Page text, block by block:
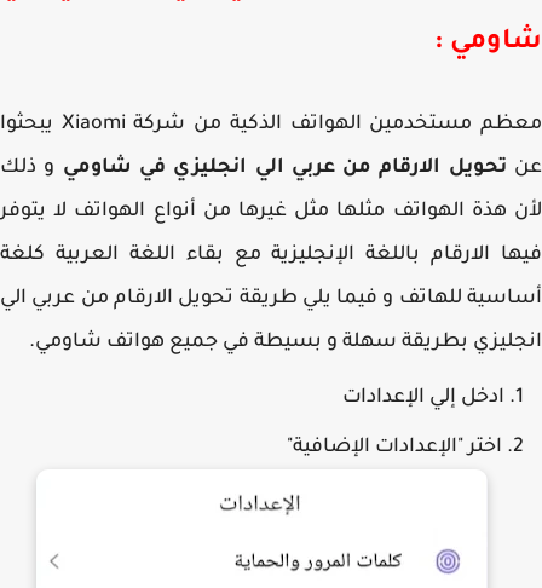
:
معظم مستخدمين الهواتف الذكية من شركة Xiaomi يبحثوا
تحويل الارقام من عربي الي انجليزي في شاوميو ذلك
هذة الهواتف مثلها مثل غيرها من أنواع الهواتف لا يتوفر
الارقام باللغة الإنجليزية مع بقاء اللغة العربية كلغة
للهاتف و فيما يلي طريقة تحويل الارقام من عربي الي
بطريقة سهلة و بسيطة في جميع هواتف شاومي.
ادخل إلي الإعدادات
اختر "الإعدادات الإضافية"